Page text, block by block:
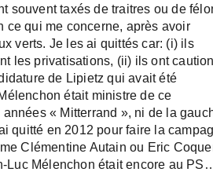
souvent taxés de traitres ou de
ce qui me concerne, après avoir
verts. Je les ai quittés car: (i) ils
les privatisations, (ii) ils ont
de Lipietz qui avait été
était ministre de ce
« Mitterrand », ni de la
quitté en 2012 pour faire la
Clémentine Autain ou Eric
Luc Mélenchon était encore au